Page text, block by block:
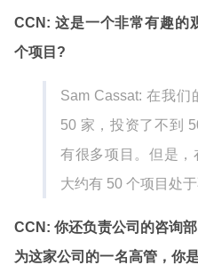
CCN: 这是一个非常有趣的
个项目?
Sam Cassat: 在我
50 家，投资了不到
有很多项目。但是，
大约有 50 个项目处
CCN: 你还负责公司的咨询
为这家公司的一名高管，你